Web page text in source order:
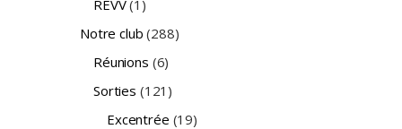
REVV(1)
Notre club (288)
Réunions (6)
Sorties (121)
Excentrée (19)